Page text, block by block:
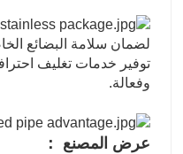
لضمان سلامة البضائع
توفير خدمات تغليف
وفعالة.
عرض المصنع ：